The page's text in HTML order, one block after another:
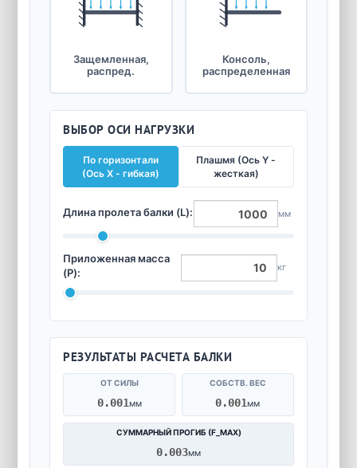
Защемленная,
распред.
Консоль,
распределенная
ВЫБОР ОСИ НАГРУЗКИ
По горизонтали
(Ось X - гибкая)
Плашмя (Ось Y -
жесткая)
Длина пролета балки (L): мм
Приложенная масса
(P):
кг
РЕЗУЛЬТАТЫ РАСЧЕТА БАЛКИ
ОТ СИЛЫ
0.001мм
СОБСТВ. ВЕС
0.001мм
СУММАРНЫЙ ПРОГИБ (F_MAX)
0.003мм